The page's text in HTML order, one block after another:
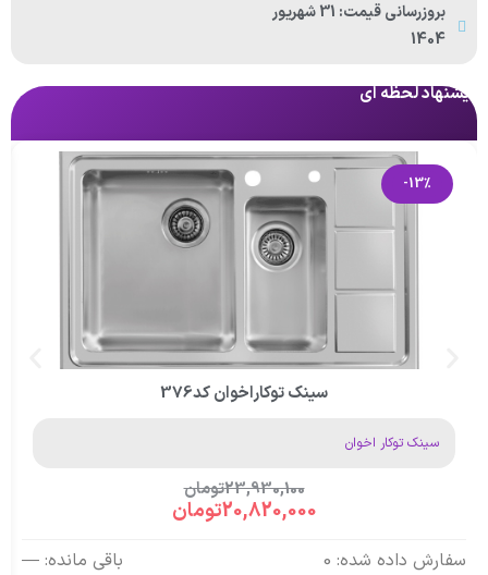
پیشنهاد لحظه ای
-13%
سینک توکاراخوان کد376
سینک توکار اخوان
23,930,100تومان
20,820,000تومان
سفارش داده شده: 0 باقی مانده: —
بروزرسانی قیمت: 31 شهریور
1404